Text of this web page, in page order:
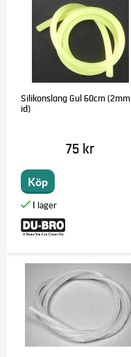
Silikonslang Gul 60cm (2mm
id)
75 kr
Köp